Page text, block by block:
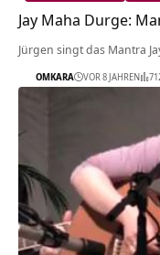
Jay Maha Durge:
Jürgen singt das Mantra
OMKARA VOR 8 JAHREN